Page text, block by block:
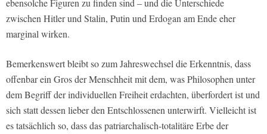
ebensolche Figuren zu finden sind – und die Unterschiede
zwischen Hitler und Stalin, Putin und Erdogan am Ende eher
marginal wirken.
Bemerkenswert bleibt so zum Jahreswechsel die Erkenntnis, dass
offenbar ein Gros der Menschheit mit dem, was Philosophen unter
dem Begriff der individuellen Freiheit erdachten, überfordert ist und
sich statt dessen lieber den Entschlossenen unterwirft. Vielleicht ist
es tatsächlich so, dass das patriarchalisch-totalitäre Erbe der